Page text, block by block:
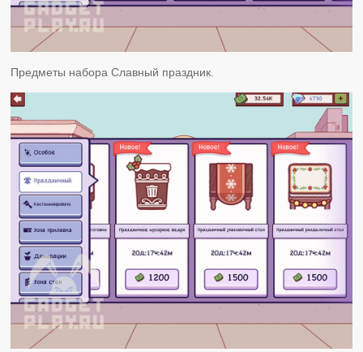
Предметы набора Славный праздник.